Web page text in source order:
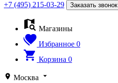
+7 (495) 215-03-29
Заказать звонок
Магазины
Избранное 0
Корзина 0
Москва